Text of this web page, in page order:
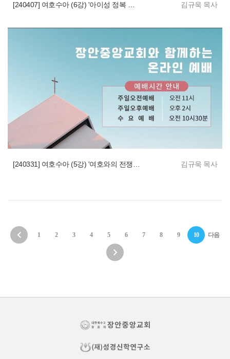
[240407] 여호수아 (6강) '아이성 정복 전쟁의 패배' 김규욱 목사
김규욱 목사
1 2 3 4 5 6 7 8 9 10 다음